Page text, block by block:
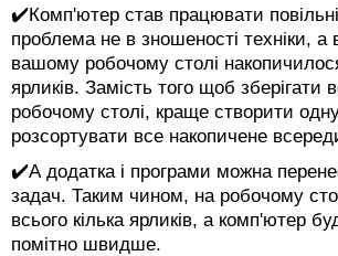
✔️Комп'ютер став працювати
проблема не в зношеності техніки,
вашому робочому столі
ярликів. Замість того щоб зберігати
робочому столі, краще створити одну
розсортувати все накопичене
✔️А додатка і програми можна
задач. Таким чином, на робочому
всього кілька ярликів, а комп'ютер
помітно швидше.